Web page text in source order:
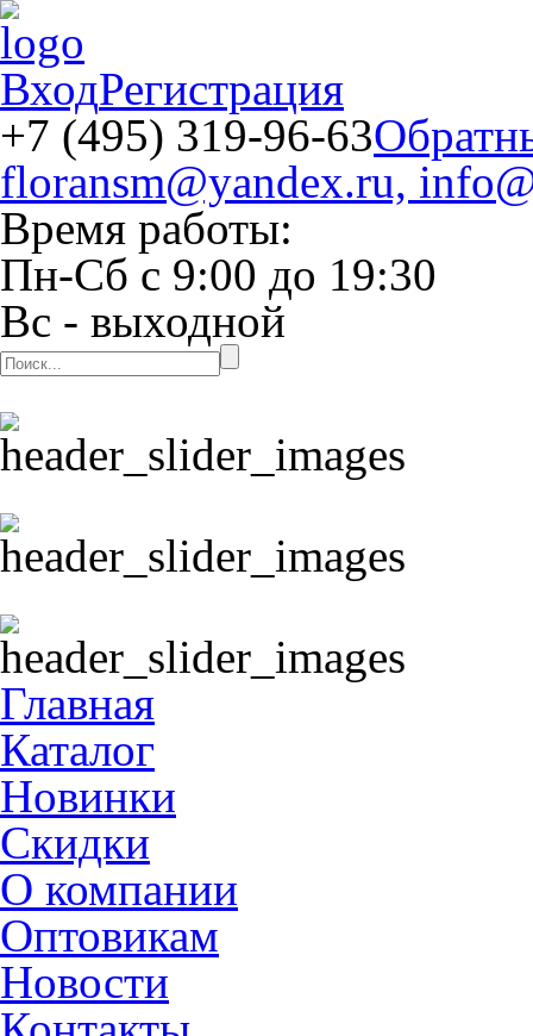
ВходРегистрация
+7 (495) 319-96-63
floransm@yandex.ru,
Время работы:
Пн-Сб с 9:00 до 19:30
Вс - выходной
Главная
Каталог
Новинки
Скидки
О компании
Оптовикам
Новости